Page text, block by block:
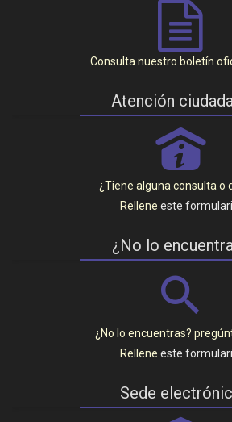
Consulta nuestro boletín
Atención
P
¿Tiene alguna consulta o
Rellene este
¿No lo
¿No lo encuentras?
Rellene este
Sede